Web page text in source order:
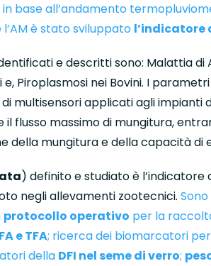
base all’andamento
l’AM è stato sviluppato l’indicatore
e descritti sono: Malattia di
Piroplasmosi nei Bovini. I
multisensori applicati agli impianti
il flusso massimo di mungitura,
della mungitura e della capacità di
) definito e studiato è
negli allevamenti zootecnici.
protocollo operativo per la
e TFA; ricerca dei biomarcatori
della DFI nel seme di verro;